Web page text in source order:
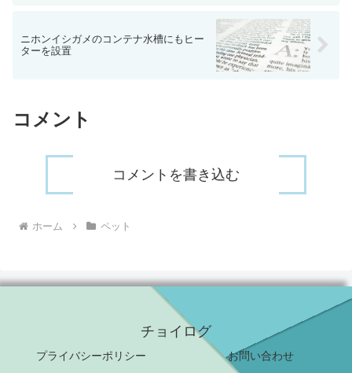
ニホンイシガメのコンテナ水槽にもヒー
ターを設置
コメント
コメントを書き込む
ホーム ペット
チョイログ
プライバシーポリシー お問い合わせ